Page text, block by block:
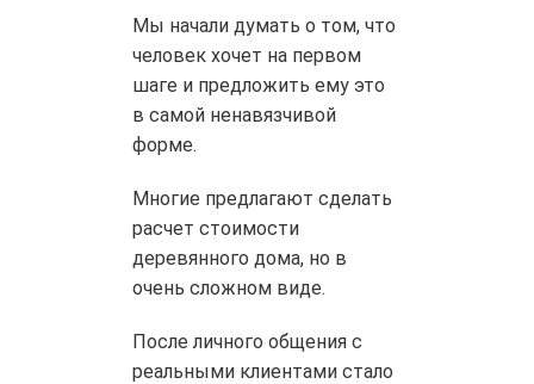
Мы начали думать о том, что
человек хочет на первом
шаге и предложить ему это
в самой ненавязчивой
форме.
Многие предлагают сделать
расчет стоимости
деревянного дома, но в
очень сложном виде.
После личного общения с
реальными клиентами стало